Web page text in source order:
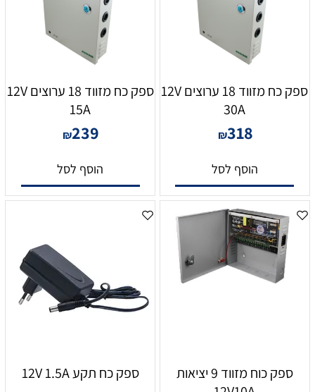
ספק כח מזווד 18 ערוצים 12V
30A
₪318
הוסף לסל
ספק כח מזווד 18 ערוצים 12V
15A
₪239
הוסף לסל
ספק כוח מזווד 9 יציאות
ספק כח תקע 12V 1.5A